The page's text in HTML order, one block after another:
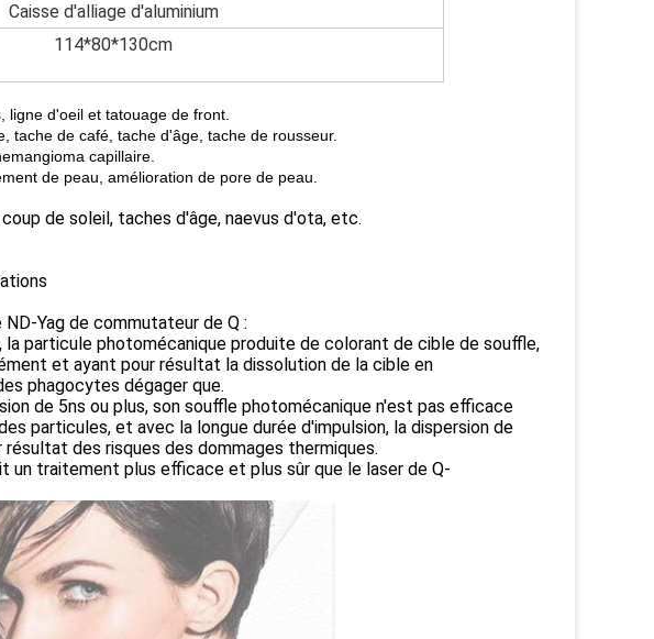
Caisse d'alliage d'aluminium
114*80*130cm
ligne d'oeil et tatouage de front.
tache de café, tache d'âge, tache de rousseur.
capillaire.
de peau, amélioration de pore de peau.
de soleil, taches d'âge, naevus d'ota, etc.
Yag de commutateur de Q :
la particule photomécanique produite de colorant de cible de souffle,
et ayant pour résultat la dissolution de la cible en
phagocytes dégager que.
de 5ns ou plus, son souffle photomécanique n'est pas efficace
particules, et avec la longue durée d'impulsion, la dispersion de
des risques des dommages thermiques.
un traitement plus efficace et plus sûr que le laser de Q-